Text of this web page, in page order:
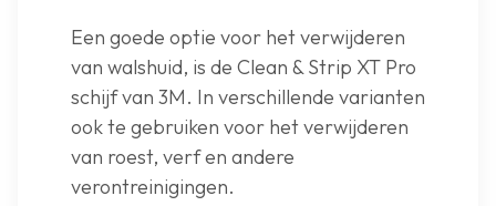
Een goede optie voor het verwijderen
van walshuid, is de Clean & Strip XT Pro
schijf van 3M. In verschillende varianten
ook te gebruiken voor het verwijderen
van roest, verf en andere
verontreinigingen.